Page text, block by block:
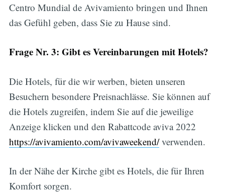
Centro Mundial de Avivamiento bringen und Ihnen
das Gefühl geben, dass Sie zu Hause sind.
Frage Nr. 3: Gibt es Vereinbarungen mit Hotels?
Die Hotels, für die wir werben, bieten unseren
Besuchern besondere Preisnachlässe. Sie können auf
die Hotels zugreifen, indem Sie auf die jeweilige
Anzeige klicken und den Rabattcode aviva 2022
https://avivamiento.com/avivaweekend/verwenden.
In der Nähe der Kirche gibt es Hotels, die für Ihren
Komfort sorgen.